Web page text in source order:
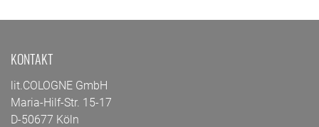
KONTAKT
lit.COLOGNE GmbH
Maria-Hilf-Str. 15-17
D-50677 Köln